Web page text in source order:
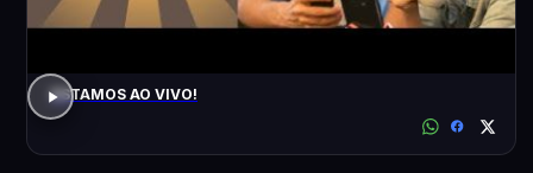
ESTAMOS AO VIVO!